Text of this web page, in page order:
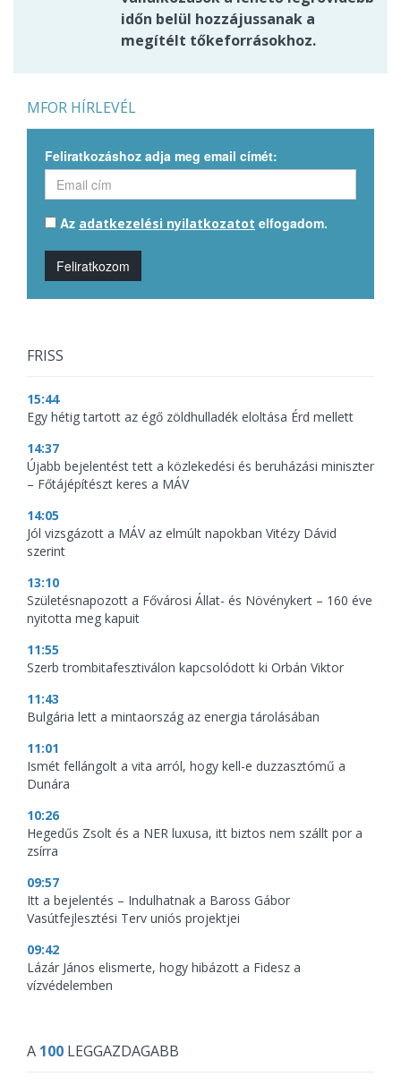
időn belül hozzájussanak a
megítélt tőkeforrásokhoz.
MFOR HÍRLEVÉL
Feliratkozáshoz adja meg email címét:
Az adatkezelési nyilatkozatot elfogadom.
Feliratkozom
FRISS
15:44
Egy hétig tartott az égő zöldhulladék eloltása Érd mellett
14:37
Újabb bejelentést tett a közlekedési és beruházási miniszter
– Főtájépítészt keres a MÁV
14:05
Jól vizsgázott a MÁV az elmúlt napokban Vitézy Dávid
szerint
13:10
Születésnapozott a Fővárosi Állat- és Növénykert – 160 éve
nyitotta meg kapuit
11:55
Szerb trombitafesztiválon kapcsolódott ki Orbán Viktor
11:43
Bulgária lett a mintaország az energia tárolásában
11:01
Ismét fellángolt a vita arról, hogy kell-e duzzasztómű a
Dunára
10:26
Hegedűs Zsolt és a NER luxusa, itt biztos nem szállt por a
zsírra
09:57
Itt a bejelentés – Indulhatnak a Baross Gábor
Vasútfejlesztési Terv uniós projektjei
09:42
Lázár János elismerte, hogy hibázott a Fidesz a
vízvédelemben
A 100 LEGGAZDAGABB